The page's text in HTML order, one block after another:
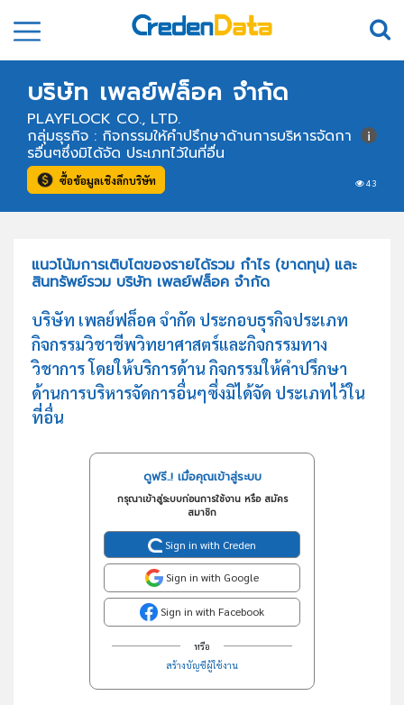
บริษัท เพลย์ฟล็อค จำกัด
PLAYFLOCK CO., LTD.
43
กลุ่มธุรกิจ : กิจกรรมให้คำปรึกษาด้านการบริหารจัดกา
รอื่นๆซึ่งมิได้จัด ประเภทไว้ในที่อื่น
ซื้อข้อมูลเชิงลึกบริษัท
แนวโน้มการเติบโตของรายได้รวม กำไร (ขาดทุน) และ
สินทรัพย์รวม บริษัท เพลย์ฟล็อค จำกัด
บริษัท เพลย์ฟล็อค จำกัด ประกอบธุรกิจประเภท
กิจกรรมวิชาชีพวิทยาศาสตร์และกิจกรรมทาง
วิชาการ โดยให้บริการด้าน กิจกรรมให้คำปรึกษา
ด้านการบริหารจัดการอื่นๆซึ่งมิได้จัด ประเภทไว้ใน
ที่อื่น
ดูฟรี..! เมื่อคุณเข้าสู่ระบบ
กรุณาเข้าสู่ระบบก่อนการใช้งาน หรือ สมัคร
สมาชิก
Sign in with Creden
Sign in with Google
Sign in with Facebook
หรือ
สร้างบัญชีผู้ใช้งาน